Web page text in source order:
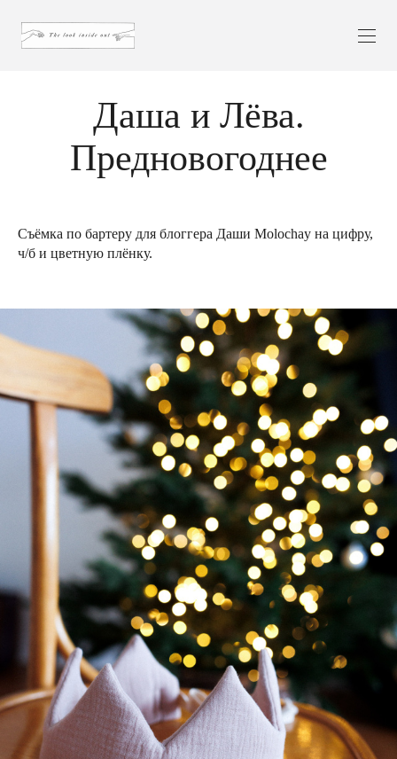
Даша и Лёва.
Предновогоднее
Съёмка по бартеру для блоггера Даши Molochay на цифру,
ч/б и цветную плёнку.